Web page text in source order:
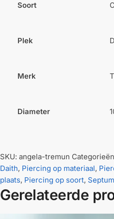
Soort
Plek
Merk
Diameter
SKU: angela-tremun
Daith, Piercing op materiaal,
plaats, Piercing op soort, Septum
Gerelateerde